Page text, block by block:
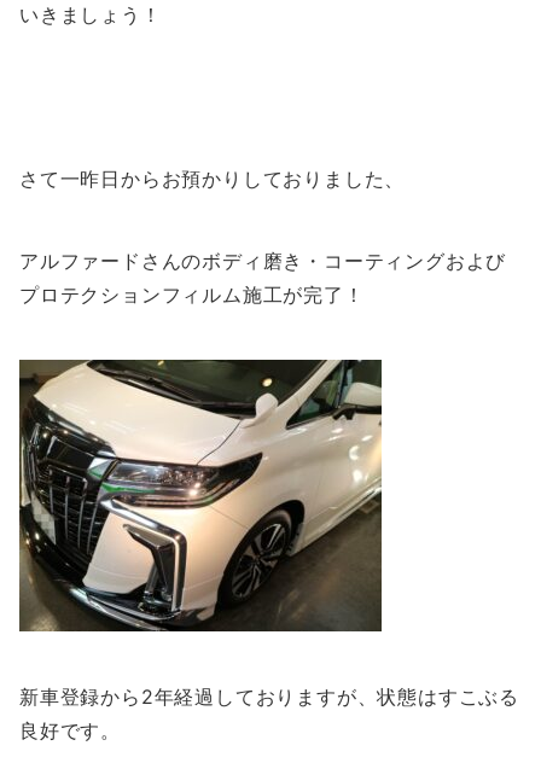
いきましょう！
さて一昨日からお預かりしておりました、
アルファードさんのボディ磨き・コーティングおよび
プロテクションフィルム施工が完了！
新車登録から2年経過しておりますが、状態はすこぶる
良好です。